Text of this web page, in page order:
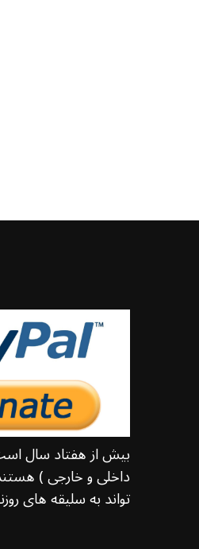
بیش از هفتاد سال
داخلی و خارجی )
تواند به سلیقه های